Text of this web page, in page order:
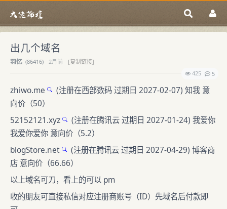
出几个域名
羽忆 (86416) 2月前
[复制链接]
425
5
zhiwo.me
(注册在西部数码 过期日 2027-02-07) 知我 意
向价（50）
52152121.xyz
(注册在腾讯云 过期日 2027-01-24) 我爱你
我爱你爱你 意向价（5.2）
blogStore.net
(注册在腾讯云 过期日 2027-04-29) 博客商
店 意向价（66.66）
以上域名可刀，看上的可以 pm
收的朋友可直接私信对应注册商账号（ID）先域名后付款即